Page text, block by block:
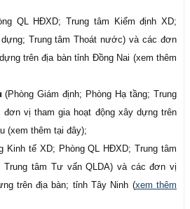
QL HĐXD; Trung tâm Kiểm định XD;
Trung tâm Thoát nước) và các đơn
trên địa bàn tỉnh Đồng Nai (xem thêm
(Phòng Giám định; Phòng Hạ tầng; Trung
vị tham gia hoạt động xây dựng trên
(xem thêm tại đây);
Kinh tế XD; Phòng QL HĐXD; Trung tâm
Trung tâm Tư vấn QLDA) và các đơn vị
trên địa bàn; tỉnh Tây Ninh (xem thêm